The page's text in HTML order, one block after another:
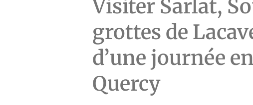
Visiter Sarlat,
grottes de
d’une journée
Quercy